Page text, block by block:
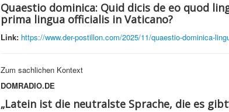
Quaestio dominica: Quid dicis de eo quod
prima lingua officialis in Vaticano?
Link: https://www.der-postillon.com/2025/11/quaestio-dominica-
Zum sachlichen Kontext
DOMRADIO.DE
„Latein ist die neutralste Sprache, die es